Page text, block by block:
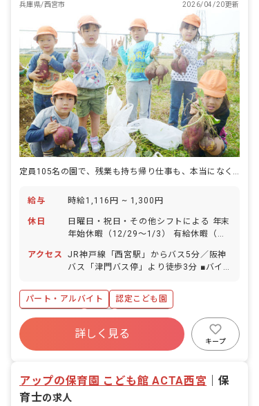
兵庫県/西宮市
2026/04/20更新
定員105名の園で、残業も持ち帰り仕事も、本当になくなる。
給与 時給1,116円 ~ 1,300円
休日
日曜日・祝日・その他シフトによる 年末
年始休暇（12/29～1/3） 有給休暇（半
やすく、有休の消化率も高い職場です。
アクセス
JR神戸線「西宮駅」からバス5分／阪神
バス「津門バス停」より徒歩3分 ■バイ
マイカー通勤相談可！
パート・アルバイト
認定こども園
社会保険完備
有給
残業少なめ
社会福祉法人
未経験歓迎
新卒も歓迎
詳しく見る
キープ
アップの保育園 こども館 ACTA西宮
保
育士の求人